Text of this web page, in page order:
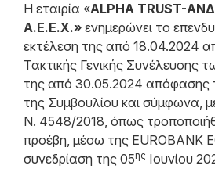
Η εταιρία «ALPHA TRUST-
Α.Ε.Ε.Χ.» ενημερώνει το
εκτέλεση της από 18.04.2024
Τακτικής Γενικής Συνέλευσης
της από 30.05.2024 απόφασης
της Συμβουλίου και σύμφωνα,
N. 4548/2018, όπως
προέβη, μέσω της EUROBANK
συνεδρίαση της 05ης Ιουνίου